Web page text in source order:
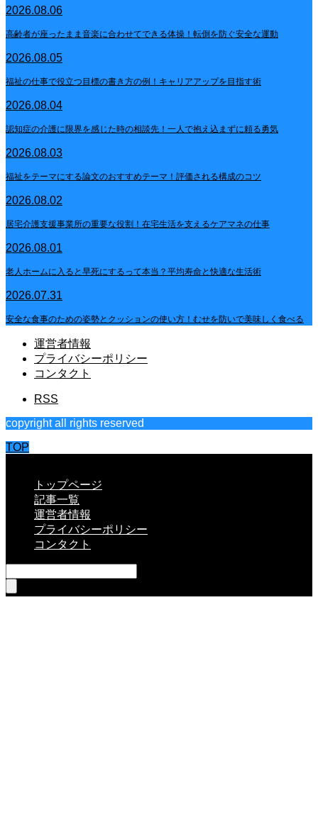
2026.08.06
高齢者が座ったまま音楽に合わせてできる体操！転倒を防ぐ安全な運動
2026.08.05
福祉の仕事で役立つ目標の書き方の例！キャリアアップを目指す術
2026.08.04
認知症の介護に限界を感じた時の相談先！一人で抱え込まずに頼る勇気
2026.08.03
福祉をテーマにする論文のおすすめテーマ！評価される構成のコツ
2026.08.02
居宅介護支援事業所の重要な役割！在宅生活を支えるケアマネの仕事
2026.08.01
老人ホームに入ると早死にするって本当？平均寿命と快適な生活術
2026.07.31
安全な食事のための姿勢とクッションの使い方！むせを防いで美味しく食べる
運営者情報
プライバシーポリシー
コンタクト
RSS
copyright all rights reserved
TOP
トップページ
記事一覧
運営者情報
プライバシーポリシー
コンタクト